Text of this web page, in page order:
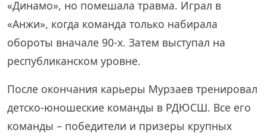
«Динамо», но помешала травма. Играл в
«Анжи», когда команда только набирала
обороты вначале 90-х. Затем выступал на
республиканском уровне.
После окончания карьеры Мурзаев тренировал
детско-юношеские команды в РДЮСШ. Все его
команды – победители и призеры крупных